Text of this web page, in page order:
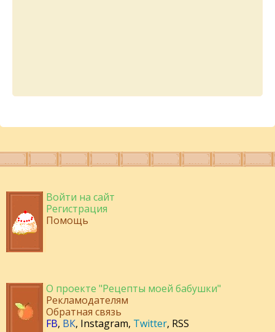
Войти на сайт
Регистрация
Помощь
О проекте "Рецепты моей бабушки"
Рекламодателям
Обратная связь
FB, ВК, Instagram, Twitter, RSS